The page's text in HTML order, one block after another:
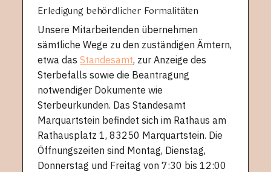
Erledigung behördlicher Formalitäten
Unsere Mitarbeitenden übernehmen
sämtliche Wege zu den zuständigen Ämtern,
etwa dasStandesamt, zur Anzeige des
Sterbefalls sowie die Beantragung
notwendiger Dokumente wie
Sterbeurkunden. Das Standesamt
Marquartstein befindet sich im Rathaus am
Rathausplatz 1, 83250 Marquartstein. Die
Öffnungszeiten sind Montag, Dienstag,
Donnerstag und Freitag von 7:30 bis 12:00